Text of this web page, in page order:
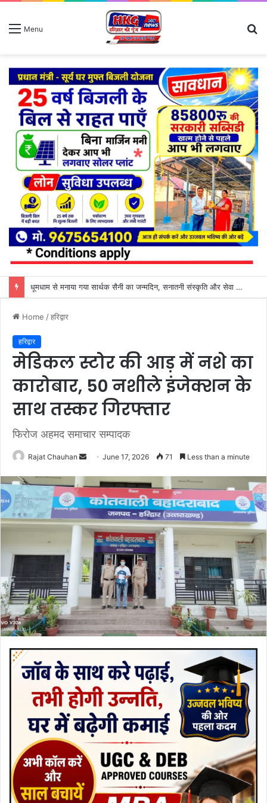
Menu
डाक कांवड़ यात्रा में उमड़ा आस्था का सैलाब, व्यवस्थाओं से श्रद्धालु खुश
Home /हरिद्वार
हरिद्वार
मेडिकल स्टोर की आड़ में नशे का
कारोबार, 50 नशीले इंजेक्शन के
साथ तस्कर गिरफ्तार
फिरोज अहमद समाचार सम्पादक
Rajat Chauhan
Send
email
June 17, 2026 71 Less than a minute